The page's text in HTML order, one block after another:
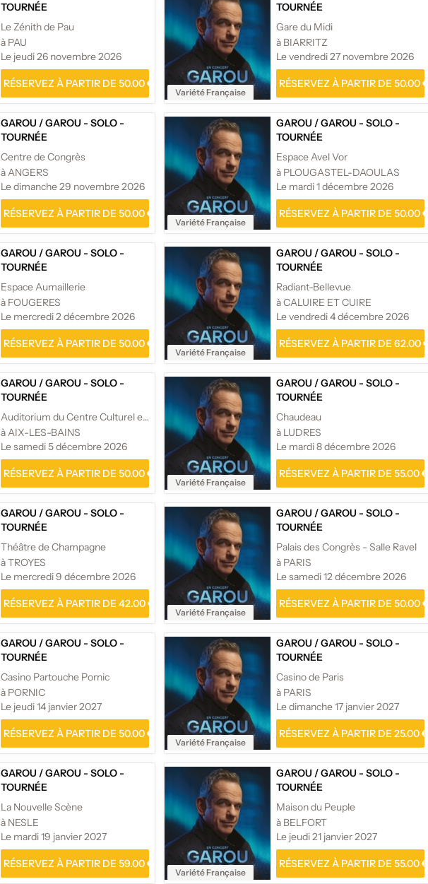
TOURNÉE
Le Zénith de Pau
à PAU
Le jeudi 26 novembre 2026
RÉSERVEZ À PARTIR DE 50.00 €
Variété Française
TOURNÉE
Gare du Midi
à BIARRITZ
Le vendredi 27 novembre 2026
RÉSERVEZ À PARTIR DE 50.00
GAROU /GAROU - SOLO -
TOURNÉE
Centre de Congrès
à ANGERS
Le dimanche 29 novembre 2026
RÉSERVEZ À PARTIR DE 50.00 €
Variété Française
GAROU /GAROU - SOLO -
TOURNÉE
Espace Avel Vor
à PLOUGASTEL-DAOULAS
Le mardi 1 décembre 2026
RÉSERVEZ À PARTIR DE 50.00
GAROU /GAROU - SOLO -
TOURNÉE
Espace Aumaillerie
à FOUGERES
Le mercredi 2 décembre 2026
RÉSERVEZ À PARTIR DE 50.00 €
Variété Française
GAROU /GAROU - SOLO -
TOURNÉE
Radiant-Bellevue
à CALUIRE ET CUIRE
Le vendredi 4 décembre 2026
RÉSERVEZ À PARTIR DE 62.00
GAROU /GAROU - SOLO -
TOURNÉE
Auditorium du Centre Culturel et des Congrès 3C
à AIX-LES-BAINS
Le samedi 5 décembre 2026
RÉSERVEZ À PARTIR DE 50.00 €
Variété Française
GAROU /GAROU - SOLO -
TOURNÉE
Chaudeau
à LUDRES
Le mardi 8 décembre 2026
RÉSERVEZ À PARTIR DE 55.00 €
GAROU /GAROU - SOLO -
TOURNÉE
Théâtre de Champagne
à TROYES
Le mercredi 9 décembre 2026
RÉSERVEZ À PARTIR DE 42.00 €
Variété Française
GAROU /GAROU - SOLO -
TOURNÉE
Palais des Congrès - Salle Ravel
à PARIS
Le samedi 12 décembre 2026
RÉSERVEZ À PARTIR DE 50.00
GAROU /GAROU - SOLO -
TOURNÉE
Casino Partouche Pornic
à PORNIC
Le jeudi 14 janvier 2027
RÉSERVEZ À PARTIR DE 50.00 €
Variété Française
GAROU /GAROU - SOLO -
TOURNÉE
Casino de Paris
à PARIS
Le dimanche 17 janvier 2027
RÉSERVEZ À PARTIR DE 25.00 €
GAROU /GAROU - SOLO -
TOURNÉE
La Nouvelle Scène
à NESLE
Le mardi 19 janvier 2027
RÉSERVEZ À PARTIR DE 59.00 €
Variété Française
GAROU /GAROU - SOLO -
TOURNÉE
Maison du Peuple
à BELFORT
Le jeudi 21 janvier 2027
RÉSERVEZ À PARTIR DE 55.00 €